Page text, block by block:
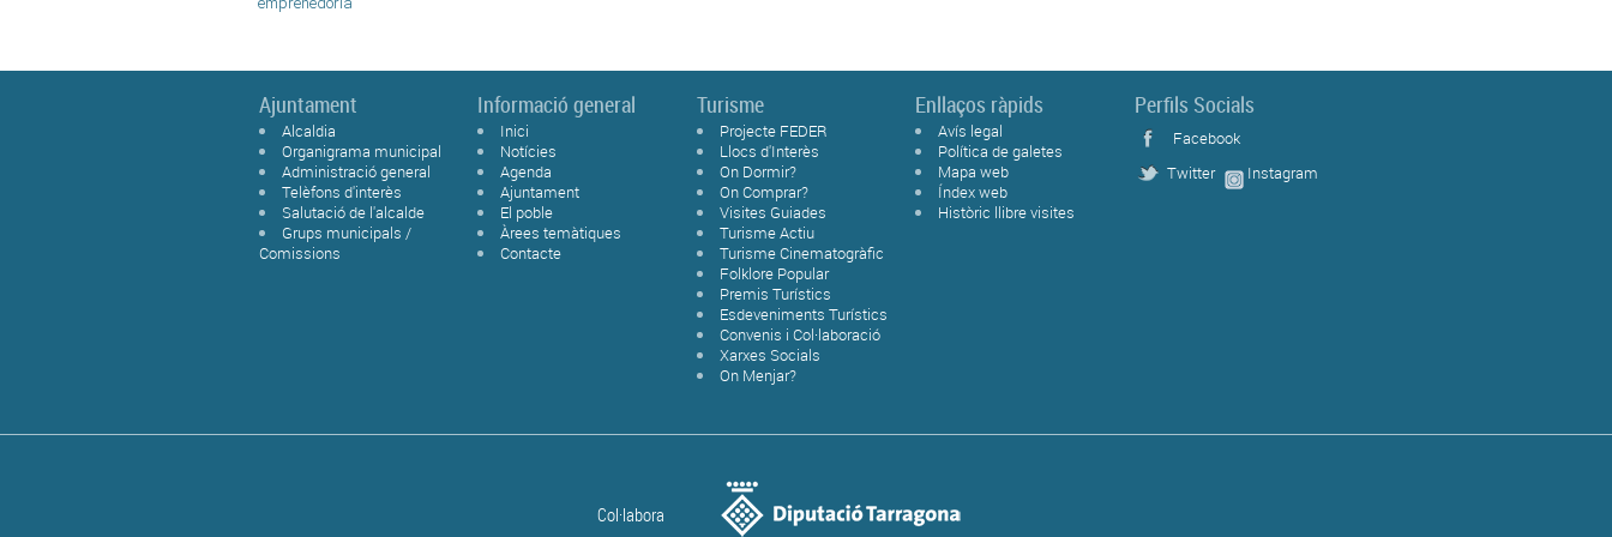
Ajuntament
Alcaldia
Organigrama municipal
Administració general
Telèfons d'interès
Salutació de l'alcalde
Grups municipals /
Comissions
Informació general
Inici
Notícies
Agenda
Ajuntament
El poble
Àrees temàtiques
Contacte
Turisme
Projecte FEDER
Llocs d'Interès
On Dormir?
On Comprar?
Visites Guiades
Turisme Actiu
Turisme Cinematogràfic
Folklore Popular
Premis Turístics
Esdeveniments Turístics
Convenis i Col·laboració
Xarxes Socials
On Menjar?
Enllaços ràpids
Avís legal
Política de galetes
Mapa web
Índex web
Històric llibre visites
Perfils Socials
Facebook
Twitter
Instagram
Col·labora